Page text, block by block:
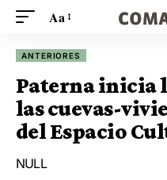
Aa
ANTERIORES
Paterna inicia
las cuevas-
del Espacio
NULL